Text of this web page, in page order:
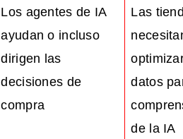
Los agentes de IA
ayudan o incluso
dirigen las
decisiones de
compra
Las
datos
de la IA